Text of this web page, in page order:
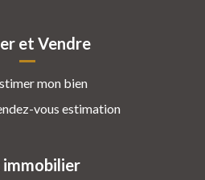
et Vendre
mon bien
vous estimation
immobilier